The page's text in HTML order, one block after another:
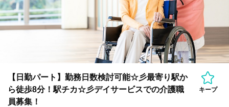
【日勤パート】勤務日数検討可能☆彡最寄り駅か
ら徒歩8分！駅チカ☆彡デイサービスでの介護職
員募集！
キープ